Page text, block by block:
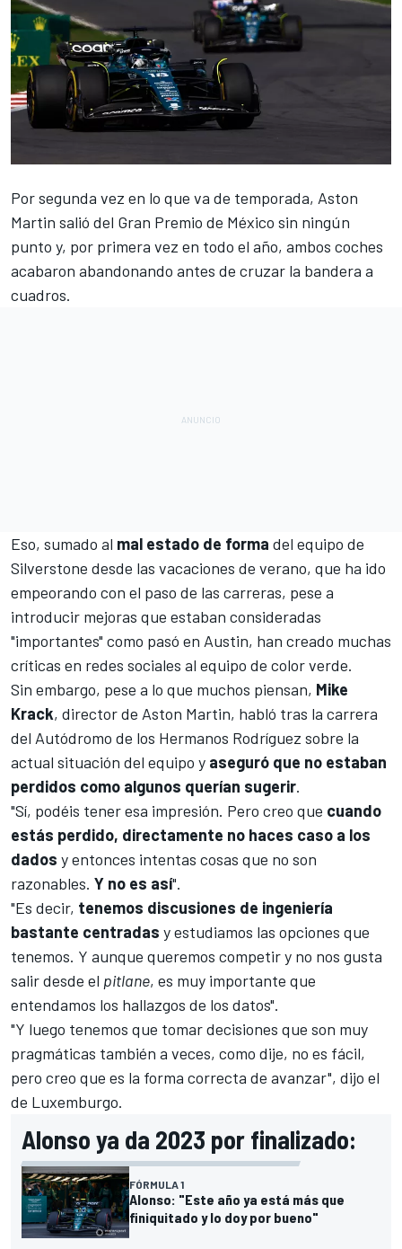
Por segunda vez en lo que va de temporada, Aston
Martin salió del Gran Premio de México sin ningún
punto y, por primera vez en todo el año, ambos coches
acabaron abandonando antes de cruzar la bandera a
cuadros.
Eso, sumado al mal estado de forma del equipo de
Silverstone desde las vacaciones de verano, que ha ido
empeorando con el paso de las carreras, pese a
introducir mejoras que estaban consideradas
"importantes" como pasó en Austin, han creado muchas
críticas en redes sociales al equipo de color verde.
Sin embargo, pese a lo que muchos piensan, Mike
Krack, director de Aston Martin, habló tras la carrera
del Autódromo de los Hermanos Rodríguez sobre la
actual situación del equipo y aseguró que no estaban
perdidos como algunos querían sugerir.
"Sí, podéis tener esa impresión. Pero creo que cuando
estás perdido, directamente no haces caso a los
dados y entonces intentas cosas que no son
razonables. Y no es así".
"Es decir, tenemos discusiones de ingeniería
bastante centradas y estudiamos las opciones que
tenemos. Y aunque queremos competir y no nos gusta
salir desde el pitlane, es muy importante que
entendamos los hallazgos de los datos".
"Y luego tenemos que tomar decisiones que son muy
pragmáticas también a veces, como dije, no es fácil,
pero creo que es la forma correcta de avanzar", dijo el
de Luxemburgo.
Alonso ya da 2023 por finalizado:
FÓRMULA 1
Alonso: "Este año ya está más que
finiquitado y lo doy por bueno"